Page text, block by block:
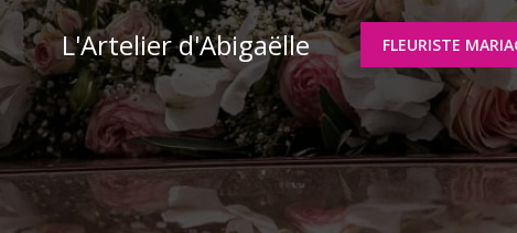
Aller
contenu
L'Artelier d'Abigaëlle FLEURISTE